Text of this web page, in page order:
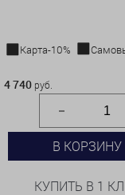
Карта-10%
4 740 руб.
В КОРЗИНУ
КУПИТЬ В 1